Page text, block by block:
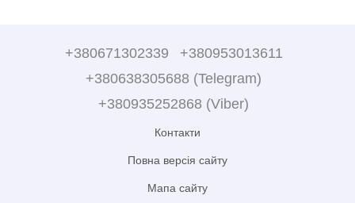
+380671302339
+380953013611
+380638305688 (Telegram)
+380935252868 (Viber)
Контакти
Повна версія сайту
Мапа сайту